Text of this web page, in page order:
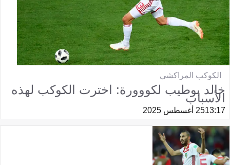
الكوكب المراكشي
خالد بوطيب لكووورة: اخترت الكوكب لهذه
الأسباب
13:1725 أغسطس 2025